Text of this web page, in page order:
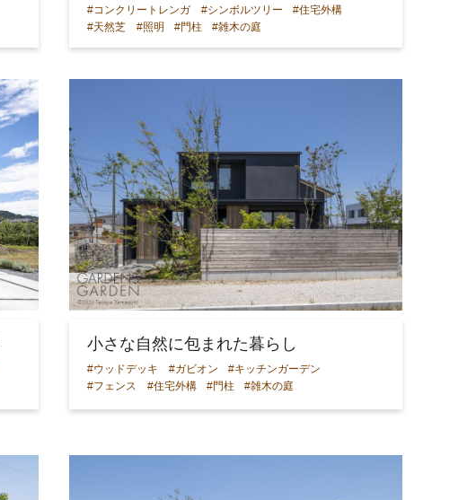
#コンクリートレンガ
#シンボルツリー
#住宅外構
#天然芝
#照明 #門柱 #雑木の庭
小さな自然に包まれた暮らし
#ウッドデッキ #ガビオン
#キッチンガーデン
#フェンス
#住宅外構 #門柱 #雑木の庭